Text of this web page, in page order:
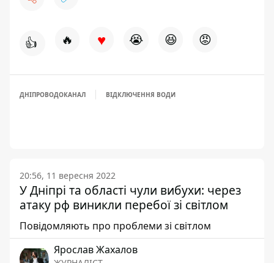
👍 🔥 ♥ 😭 😆 😡
ДНІПРОВОДОКАНАЛ ВІДКЛЮЧЕННЯ ВОДИ
20:56, 11 вересня 2022
У Дніпрі та області чули вибухи: через
атаку рф виникли перебої зі світлом
Повідомляють про проблеми зі світлом
Ярослав Жахалов